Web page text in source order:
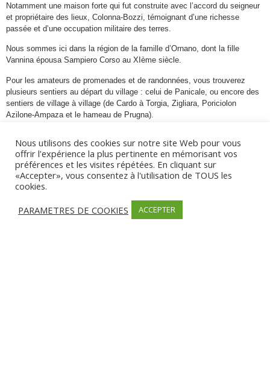
Notamment une maison forte qui fut construite avec l’accord du seigneur
et propriétaire des lieux, Colonna-Bozzi, témoignant d’une richesse
passée et d’une occupation militaire des terres.
Nous sommes ici dans la région de la famille d’Ornano, dont la fille
Vannina épousa Sampiero Corso au XIème siècle.
Pour les amateurs de promenades et de randonnées, vous trouverez
plusieurs sentiers au départ du village : celui de Panicale, ou encore des
sentiers de village à village (de Cardo à Torgia, Zigliara, Poriciolon
Azilone-Ampaza et le hameau de Prugna).
Informations
Les Communes
Nous utilisons des cookies sur notre site Web pour vous
offrir l'expérience la plus pertinente en mémorisant vos
préférences et les visites répétées. En cliquant sur
«Accepter», vous consentez à l'utilisation de TOUS les
cookies.
PARAMETRES DE COOKIES
ACCEPTER